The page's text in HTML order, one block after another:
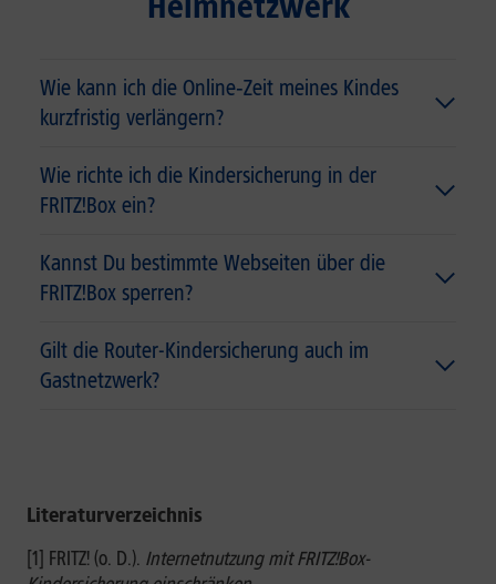
Wie kann ich die Online‑Zeit meines Kindes
kurzfristig verlängern?
Wie richte ich die Kindersicherung in der
FRITZ!Box ein?
Kannst Du bestimmte Webseiten über die
FRITZ!Box sperren?
Gilt die Router-Kindersicherung auch im
Gastnetzwerk?
Literaturverzeichnis
[1] FRITZ! (o. D.). Internetnutzung mit FRITZ!Box-